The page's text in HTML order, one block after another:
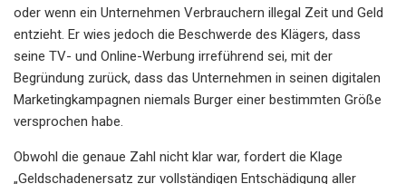
oder wenn ein Unternehmen Verbrauchern illegal Zeit und Geld
entzieht. Er wies jedoch die Beschwerde des Klägers, dass
seine TV- und Online-Werbung irreführend sei, mit der
Begründung zurück, dass das Unternehmen in seinen digitalen
Marketingkampagnen niemals Burger einer bestimmten Größe
versprochen habe.
Obwohl die genaue Zahl nicht klar war, fordert die Klage
„Geldschadenersatz zur vollständigen Entschädigung aller